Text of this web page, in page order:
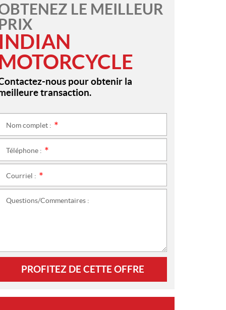
LE MEILLEUR
INDIAN
MOTORCYCLE
nous pour obtenir la
transaction.
Nom complet :
Téléphone :
Courriel :
Questions/Commentaires :
PROFITEZ DE CETTE OFFRE